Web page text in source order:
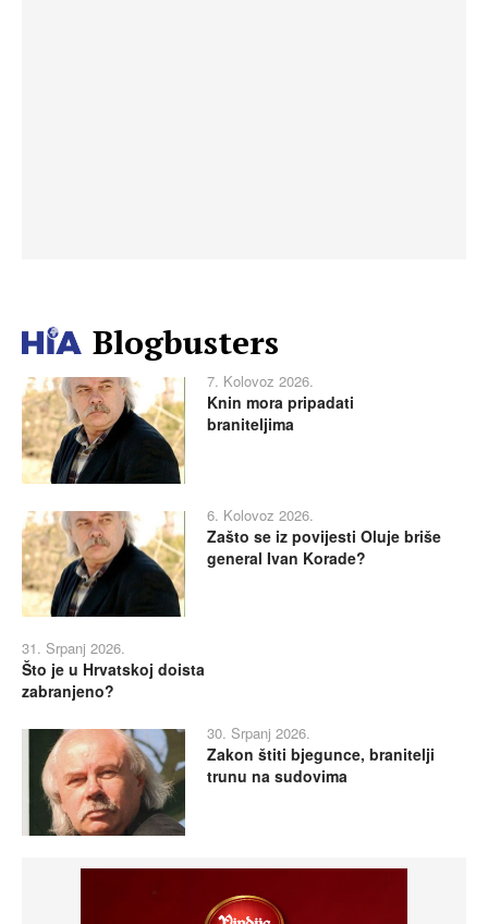
Blogbusters
7. Kolovoz 2026.
Knin mora pripadati
braniteljima
6. Kolovoz 2026.
Zašto se iz povijesti Oluje briše
general Ivan Korade?
31. Srpanj 2026.
Što je u Hrvatskoj doista
zabranjeno?
30. Srpanj 2026.
Zakon štiti bjegunce, branitelji
trunu na sudovima